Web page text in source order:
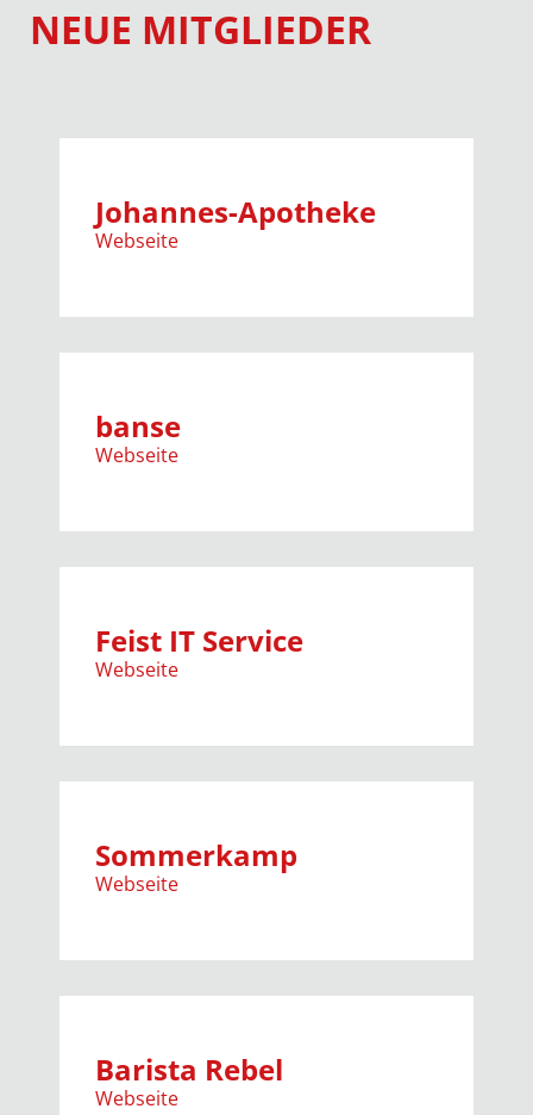
NEUE MITGLIEDER
Johannes-Apotheke
Webseite
banse
Webseite
Feist IT Service
Webseite
Sommerkamp
Webseite
Barista Rebel
Webseite